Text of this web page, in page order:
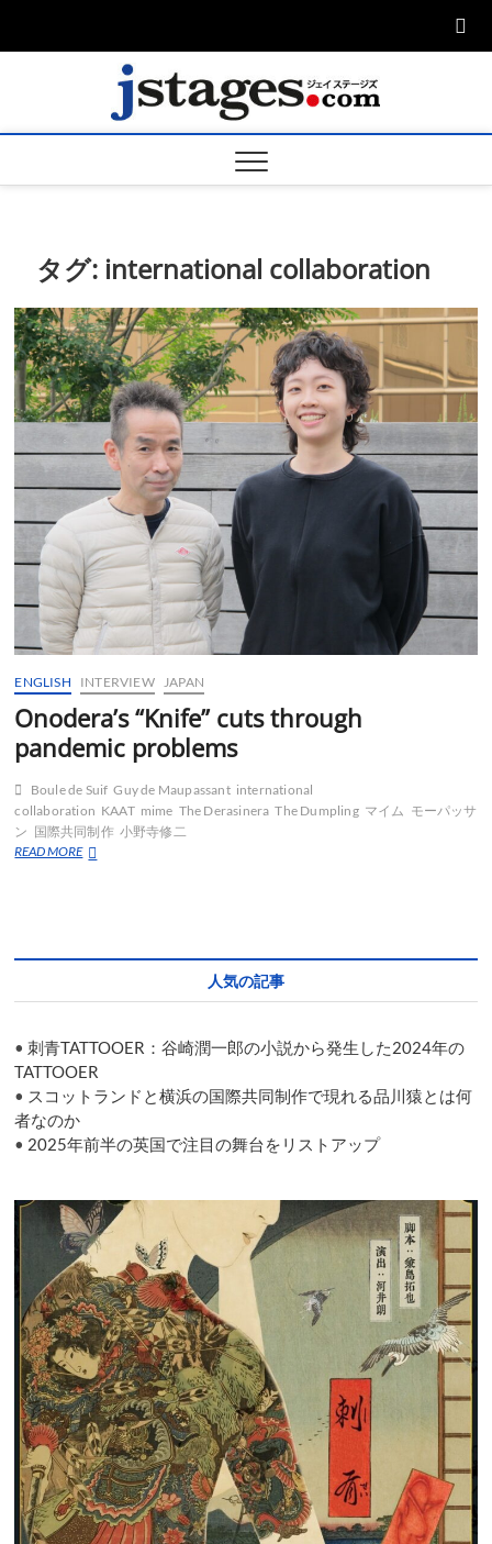
ージ
タグ: international collaboration
ENGLISH INTERVIEW JAPAN
Onodera’s “Knife” cuts through
pandemic problems
Boule de Suif Guy de Maupassant international
collaboration KAAT mime The Derasinera The Dumpling マイム モーパッサ
ン 国際共同制作 小野寺修二
READ MOREOnodera’s
人気の記事
•刺青TATTOOER：谷崎潤一郎の小説から発生した2024年の
TATTOOER
• スコットランドと横浜の国際共同制作で現れる品川猿とは何
者なのか
• 2025年前半の英国で注目の舞台をリストアップ